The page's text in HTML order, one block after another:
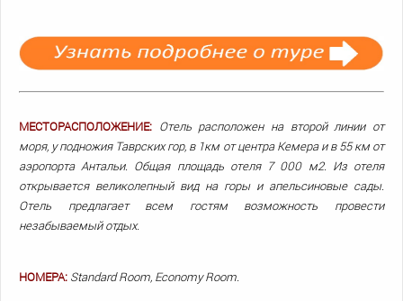
МЕСТОРАСПОЛОЖЕНИЕ: Отель расположен на второй линии от
моря, у подножия Таврских гор, в 1км от центра Кемера и в 55 км от
аэропорта Антальи. Общая площадь отеля 7 000 м2. Из отеля
открывается великолепный вид на горы и апельсиновые сады.
Отель предлагает всем гостям возможность провести
незабываемый отдых.
НОМЕРА: Standard Room, Economy Room.